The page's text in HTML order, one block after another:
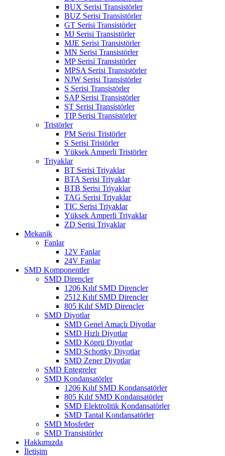
BUX Serisi Transistörler
BUZ Serisi Transistörler
GT Serisi Transistörler
MJ Serisi Transistörler
MJE Serisi Transistörler
MN Serisi Transistörler
MP Serisi Transistörler
MPSA Serisi Transistörler
NJW Serisi Transistörler
S Serisi Transistörler
SAP Serisi Transistörler
ST Serisi Transistörler
TIP Serisi Transistörler
Tristörler
PM Serisi Tristörler
S Serisi Tristörler
Yüksek Amperli Tristörler
Triyaklar
BT Serisi Triyaklar
BTA Serisi Triyaklar
BTB Serisi Triyaklar
TAG Serisi Triyaklar
TIC Serisi Triyaklar
Yüksek Amperli Triyaklar
ZD Serisi Triyaklar
Mekanik
Fanlar
12V Fanlar
24V Fanlar
SMD Komponentler
SMD Dirençler
1206 Kılıf SMD Dirençler
2512 Kılıf SMD Dirençler
805 Kılıf SMD Dirençler
SMD Diyotlar
SMD Genel Amaçlı Diyotlar
SMD Hızlı Diyotlar
SMD Köprü Diyotlar
SMD Schottky Diyotlar
SMD Zener Diyotlar
SMD Entegreler
SMD Kondansatörler
1206 Kılıf SMD Kondansatörler
805 Kılıf SMD Kondansatörler
SMD Elektrolitik Kondansatörler
SMD Tantal Kondansatörler
SMD Mosfetler
SMD Transistörler
Hakkımızda
İletişim